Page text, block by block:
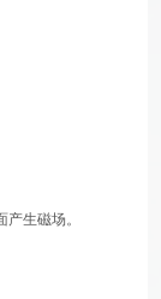
生磁场。